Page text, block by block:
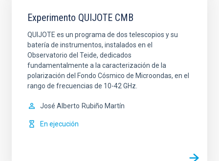
Experimento QUIJOTE CMB
QUIJOTE es un programa de dos telescopios y su
batería de instrumentos, instalados en el
Observatorio del Teide, dedicados
fundamentalmente a la caracterización de la
polarización del Fondo Cósmico de Microondas, en el
rango de frecuencias de 10-42 GHz.
José Alberto Rubiño Martín
En ejecución